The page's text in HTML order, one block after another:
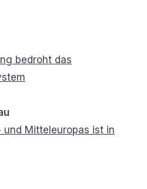
bedroht das
und Mitteleuropas ist in